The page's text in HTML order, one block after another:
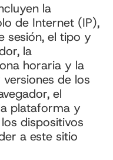
la
de Internet (IP),
sesión, el tipo y
la
horaria y la
de los
el
plataforma y
dispositivos
a este sitio